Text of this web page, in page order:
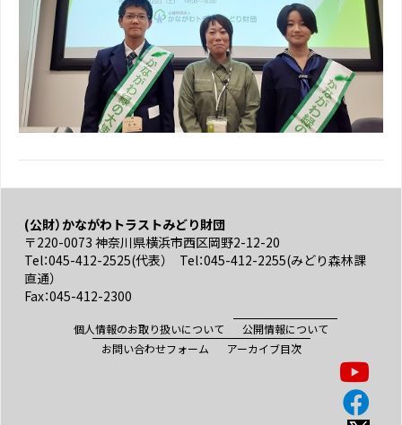
(公財）かながわトラストみどり財団
〒220-0073 神奈川県横浜市西区岡野2-12-20
Tel：045-412-2525(代表） Tel：045-412-2255(みどり森林課
直通）
Fax：045-412-2300
個人情報のお取り扱いについて
公開情報について
お問い合わせフォーム
アーカイブ目次